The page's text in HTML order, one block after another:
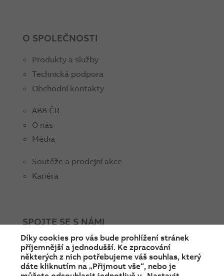
O SPOLEČNOSTI
Produkty a služby
Technická podpora
Obchodní kontakty
ABB ČR
O nás
Média
Soutěže a prodejní akce
Kariéra
SPOJTE SE S NÁMI
facebookinstagramLinkedintwitteryoutube
Díky cookies pro vás bude prohlížení stránek
příjemnější a jednodušší. Ke zpracování
některých z nich potřebujeme váš souhlas, který
dáte kliknutím na „Přijmout vše“, nebo je